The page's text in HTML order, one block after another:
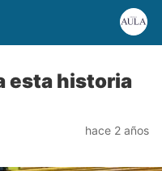
esta historia
hace 2 años